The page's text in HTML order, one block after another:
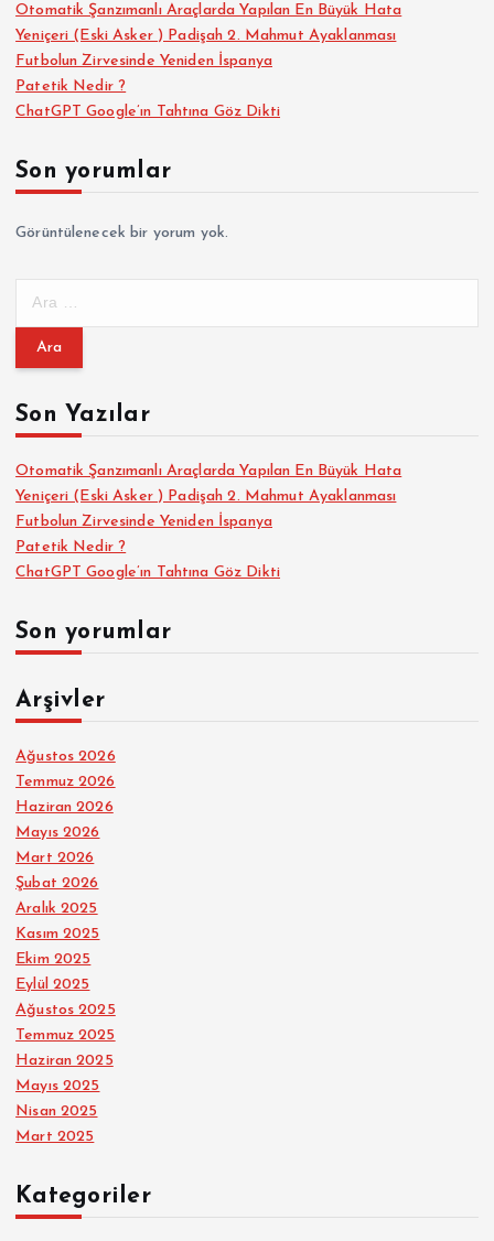
Otomatik Şanzımanlı Araçlarda Yapılan En Büyük Hata
Yeniçeri (Eski Asker ) Padişah 2. Mahmut Ayaklanması
Futbolun Zirvesinde Yeniden İspanya
Patetik Nedir ?
ChatGPT Google’ın Tahtına Göz Dikti
Son yorumlar
Görüntülenecek bir yorum yok.
m
:Son Yazılar
Otomatik Şanzımanlı Araçlarda Yapılan En Büyük Hata
Yeniçeri (Eski Asker ) Padişah 2. Mahmut Ayaklanması
Futbolun Zirvesinde Yeniden İspanya
Patetik Nedir ?
ChatGPT Google’ın Tahtına Göz Dikti
Son yorumlar
Arşivler
Ağustos 2026
Temmuz 2026
Haziran 2026
Mayıs 2026
Mart 2026
Şubat 2026
Aralık 2025
Kasım 2025
Ekim 2025
Eylül 2025
Ağustos 2025
Temmuz 2025
Haziran 2025
Mayıs 2025
Nisan 2025
Mart 2025
Kategoriler